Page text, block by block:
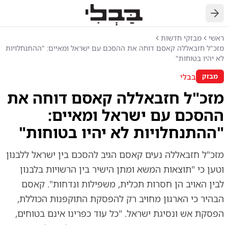
חזרה
ראשי
מבזקי חדשות
מזכ"ל חזבאללה קאסם דוחה את ההסכם עם ישראל ומאיים: "ההתנחלויות
לא יהיו בטוחות"
מבזק בבלי
מזכ"ל חזבאללה קאסם דוחה את
ההסכם עם ישראל ומאיים:
"ההתנחלויות לא יהיו בטוחות"
מזכ"ל חזבאללה נעים קאסם הגיב להסכם בין ישראל ללבנון
וטען כי "תוצאות המשא ומתן הישיר בין הרשויות בלבנון
לבין האויב הן חסרות תכלית, משפילות ונדחות". קאסם
הבהיר כי הארגון מחויב רק להפסקת התוקפנות הכוללת,
הפסקת אש ונסיגת ישראל. "כל עוד כפרינו אינם בטוחים,